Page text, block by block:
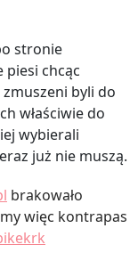
stronie
piesi chcąc
byli do
właściwie do
wybierali
już nie muszą.
brakowało
więc kontrapas